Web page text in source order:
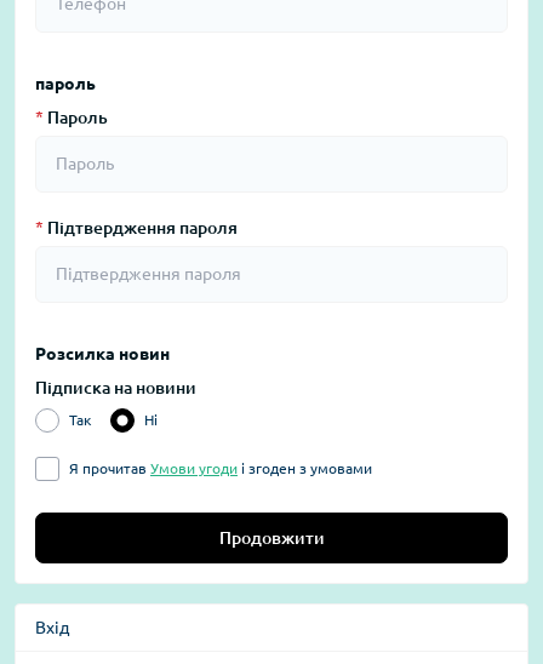
пароль
* Пароль
* Підтвердження пароля
Розсилка новин
Підписка на новини
Так Ні
Я прочитав Умови угоди і згоден з умовами
Продовжити
Вхід